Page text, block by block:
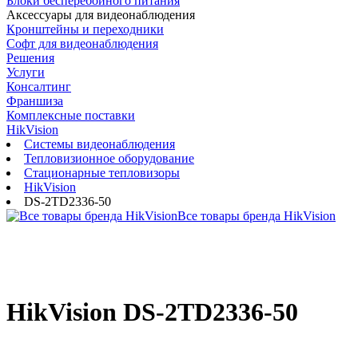
Аксессуары для видеонаблюдения
Кронштейны и переходники
Софт для видеонаблюдения
Решения
Услуги
Консалтинг
Франшиза
Комплексные поставки
HikVision
Системы видеонаблюдения
Тепловизионное оборудование
Стационарные тепловизоры
HikVision
DS-2TD2336-50
Все товары бренда HikVision
HikVision DS-2TD2336-50